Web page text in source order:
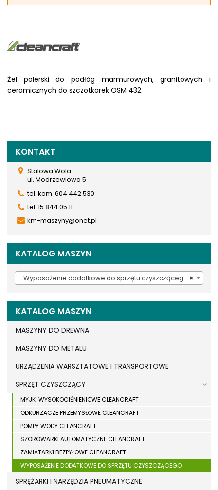
Żel polerski do podłóg marmurowych, granitowych i
ceramicznych do szczotkarek OSM 432.
KONTAKT
Stalowa Wola
ul. Modrzewiowa 5
tel. kom. 604 442 530
tel. 15 844 05 11
km-maszyny@onet.pl
KATALOG MASZYN
×
Wyposażenie dodatkowe do sprzętu czyszczącego (937)
KATALOG MASZYN
MASZYNY DO DREWNA
MASZYNY DO METALU
URZĄDZENIA WARSZTATOWE I TRANSPORTOWE
SPRZĘT CZYSZCZĄCY
MYJKI WYSOKOCIŚNIENIOWE CLEANCRAFT
ODKURZACZE PRZEMYSŁOWE CLEANCRAFT
POMPY WODY CLEANCRAFT
SZOROWARKI AUTOMATYCZNE CLEANCRAFT
ZAMIATARKI BEZPYŁOWE CLEANCRAFT
WYPOSAŻENIE DODATKOWE DO SPRZĘTU CZYSZCZĄCEGO
SPRĘŻARKI I NARZĘDZIA PNEUMATYCZNE